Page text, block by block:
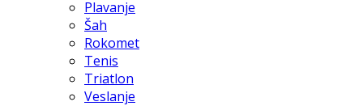
Plavanje
Šah
Rokomet
Tenis
Triatlon
Veslanje